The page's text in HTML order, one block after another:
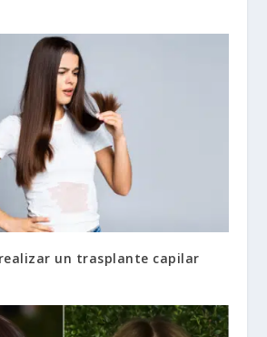
un trasplante capilar